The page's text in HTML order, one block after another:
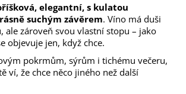
elegantní, s kulatou
suchým závěrem. Víno má duši
ale zároveň svou vlastní stopu – jako
objevuje jen, když chce.
pokrmům, sýrům i tichému večeru,
ví, že chce něco jiného než další